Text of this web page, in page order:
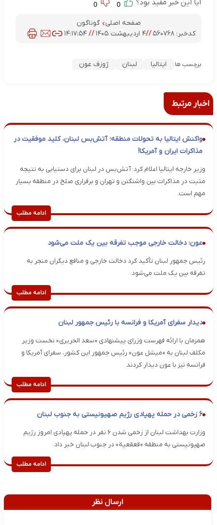
آیا این خبر مفید بود؟
صفحه اصلی
گوناگون
کدخبر: ۵۶۰۷۶۸ //۴ اردیبهشت ۱۴۰۵ // ۱۴:۱۷:۵۴
برچسب ها: ایتالیا لبنان ژوزف عون
اخبار مرتبط
واکنش ایتالیا به تحولات منطقه؛ آتش‌بس لبنان، کلید موفقیت در
مذاکرات ایران و آمریکا!
وزیر خارجه ایتالیا اعلام کرد: آتش‌بس در لبنان برای دستیابی به نتیجه
مثبت در مذاکرات بین واشنگتن و تهران و برقراری صلح در منطقه بسیار
مهم است.
ادامه مطلب
عون: دخالت خارجی موجب تفرقه بین یک ملت می‌شود
رئیس جمهور لبنان تأکید کرد دخالت خارجی و منافع دیگران منجر به
تفرقه بین یک ملت می‌شود.
ادامه مطلب
دیدار سفرای آمریکا و فرانسه با رئیس جمهور لبنان
همزمان با ارائه فهرست وزرای پیشنهادی «سعد الحریری» نخست وزیر
مکلف لبنان به «میشل عون» رئیس جمهور این کشور، سفرای آمریکا و
فرانسه نیز با عون دیدار کردند.
ادامه مطلب
۶ زخمی در حمله پهپادی رژیم صهیونیستی به جنوب لبنان
وزارت بهداشت لبنان از زخمی شدن ۶ نفر در حمله پهپادی امروز رژیم
صهیونیستی به منطقه «قعقعیة» در جنوب لبنان خبر داد.
ادامه مطلب
ارسال نظر